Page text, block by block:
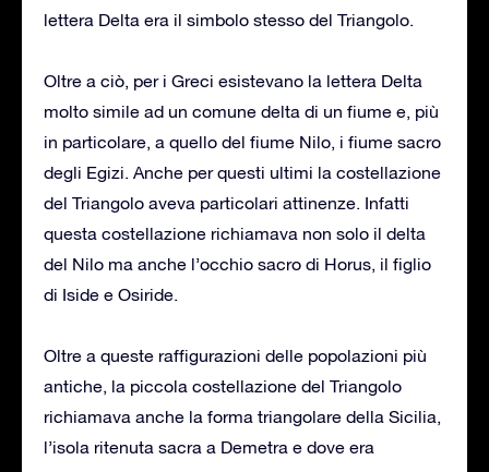
lettera Delta era il simbolo stesso del Triangolo.
Oltre a ciò, per i Greci esistevano la lettera Delta
molto simile ad un comune delta di un fiume e, più
in particolare, a quello del fiume Nilo, i fiume sacro
degli Egizi. Anche per questi ultimi la costellazione
del Triangolo aveva particolari attinenze. Infatti
questa costellazione richiamava non solo il delta
del Nilo ma anche l’occhio sacro di Horus, il figlio
di Iside e Osiride.
Oltre a queste raffigurazioni delle popolazioni più
antiche, la piccola costellazione del Triangolo
richiamava anche la forma triangolare della Sicilia,
l’isola ritenuta sacra a Demetra e dove era